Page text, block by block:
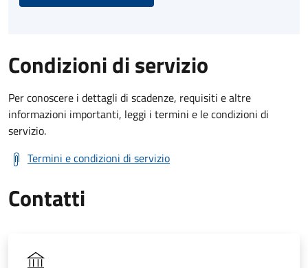
Condizioni di servizio
Per conoscere i dettagli di scadenze, requisiti e altre
informazioni importanti, leggi i termini e le condizioni di
servizio.
Termini e condizioni di servizio
Contatti